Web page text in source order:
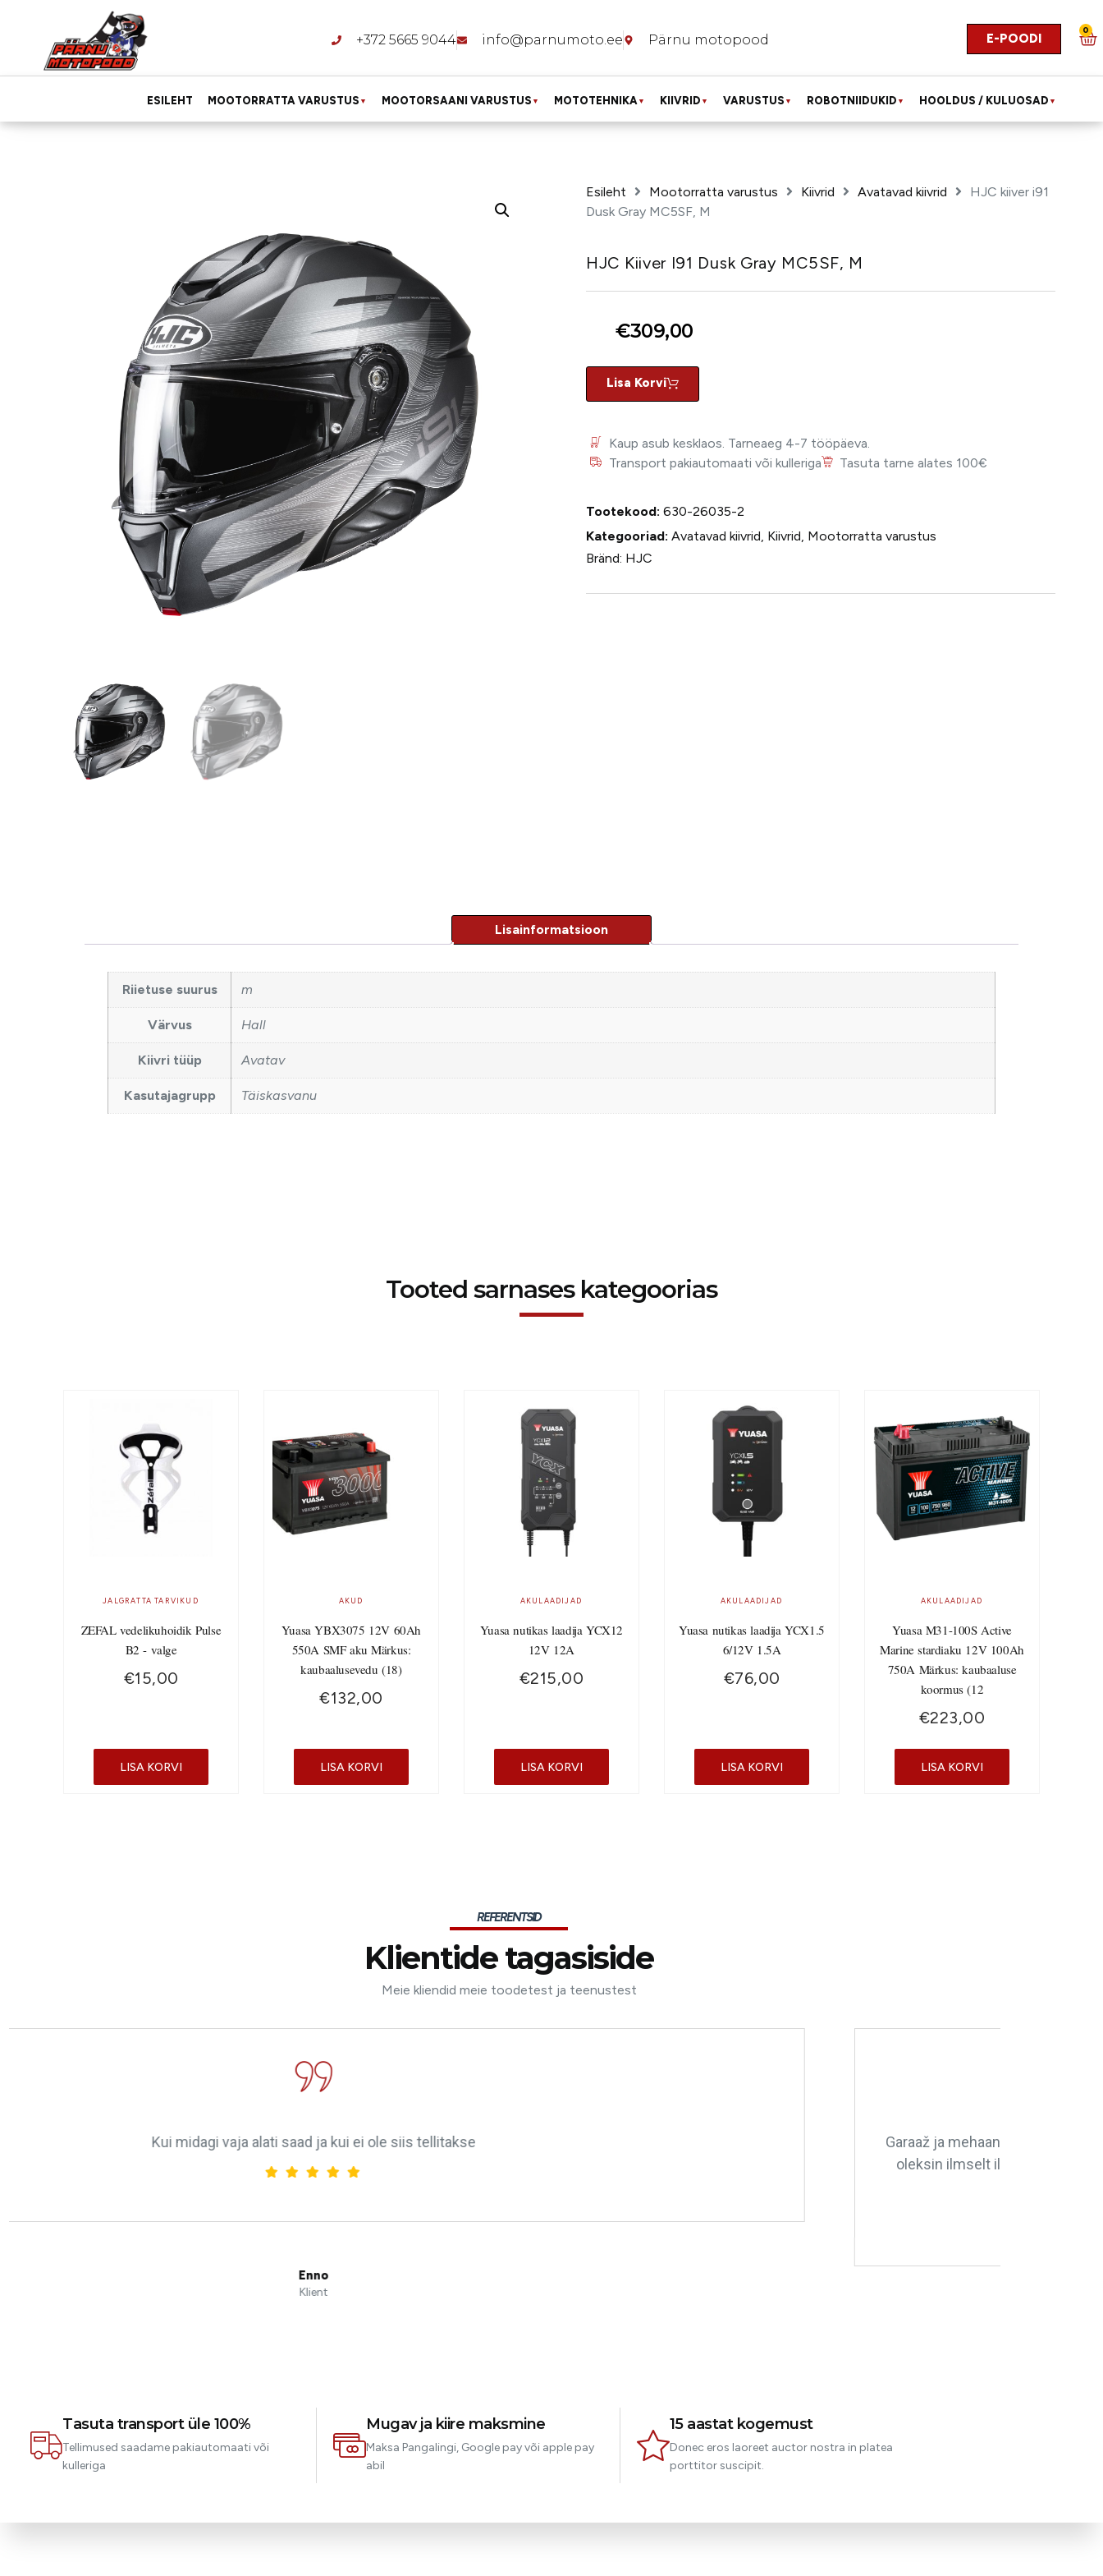
+372 5665 9044 info@parnumoto.ee Pärnu motopood E-POODI
0
ESILEHT MOOTORRATTA VARUSTUS ▼ MOOTORSAANI VARUSTUS ▼ MOTOTEHNIKA▼ KIIVRID ▼ VARUSTUS ▼ ROBOTNIIDUKID ▼ HOOLDUS / KULUOSAD ▼
Esileht Mootorratta varustus Kiivrid Avatavad kiivrid
HJC kiiver i91
Dusk Gray MC5SF, M
HJC Kiiver I91 Dusk Gray MC5SF, M
€309,00
Lisa Korvi
Kaup asub kesklaos. Tarneaeg 4-7 tööpäeva.
Transport pakiautomaati või kulleriga
Tasuta tarne alates 100€
Tootekood: 630-26035-2
Kategooriad: Avatavad kiivrid, Kiivrid, Mootorratta varustus
Bränd: HJC
Riietuse suurus m
Värvus Hall
Kiivri tüüp Avatav
Kasutajagrupp Täiskasvanu
Tooted sarnases kategoorias
JALGRATTA TARVIKUD
ZEFAL vedelikuhoidik Pulse
B2 - valge
€15,00
LISA KORVI
AKUD
Yuasa YBX3075 12V 60Ah
550A SMF aku Märkus:
kaubaalusevedu (18)
€132,00
LISA KORVI
AKULAADIJAD
Yuasa nutikas laadija YCX12
12V 12A
€215,00
LISA KORVI
AKULAADIJAD
Yuasa nutikas laadija YCX1.5
6/12V 1.5A
€76,00
LISA KORVI
AKULAADIJAD
Yuasa M31-100S Active
Marine stardiaku 12V 100Ah
750A Märkus: kaubaaluse
koormus (12
€223,00
LISA KORVI
REFERENTSID
Klientide tagasiside
Meie kliendid meie toodetest ja teenustest
Garaaž ja mehaanika päästsid mind pärast suurt riket hädaolukorras. Professionaalne ja inimlik! Olen neile väga tänulik, ilma nende teadmisteta
oleksin ilmselt ilma oma mootorrattata Prantsusmaale tagasi tulnud. Ma ei sooviks, et keegi nende teenuseid vajaks, aga rikke korral on see
Tasuta transport üle 100%
Tellimused saadame pakiautomaati või
kulleriga
Mugav ja kiire maksmine
Maksa Pangalingi, Google pay või apple pay
abil
15 aastat kogemust
Donec eros laoreet auctor nostra in platea
porttitor suscipit.